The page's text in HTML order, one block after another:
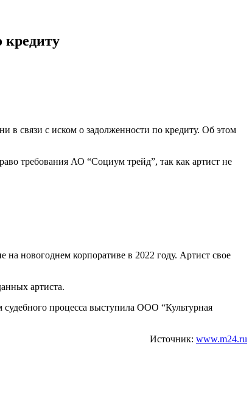
кредиту
в связи с иском о задолженности по кредиту. Об этом
требования АО “Социум трейд”, так как артист не
новогоднем корпоративе в 2022 году. Артист свое
артиста.
процесса выступила ООО “Культурная
Источник: www.m24.ru